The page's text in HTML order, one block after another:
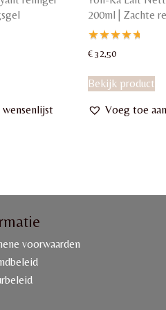
200ml | Zachte
Gewaardeerd
uit 5
€32,50
Bekijk product
Voeg toe
voorwaarden